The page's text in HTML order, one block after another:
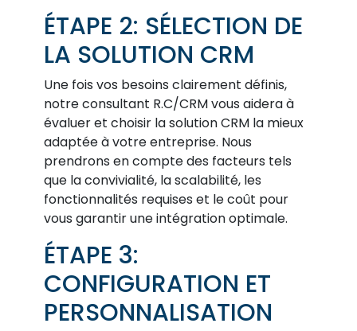
ÉTAPE 2: SÉLECTION DE
LA SOLUTION CRM
Une fois vos besoins clairement définis,
notre consultant R.C/CRM vous aidera à
évaluer et choisir la solution CRM la mieux
adaptée à votre entreprise. Nous
prendrons en compte des facteurs tels
que la convivialité, la scalabilité, les
fonctionnalités requises et le coût pour
vous garantir une intégration optimale.
ÉTAPE 3:
CONFIGURATION ET
PERSONNALISATION